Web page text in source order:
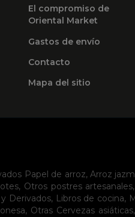
El compromiso de
Oriental Market
Gastos de envío
Contacto
Mapa del sitio
Papel de arroz, Arroz
, Otros postres artesanales,
y Derivados, Libros de cocina,
, Otras Cervezas asiáticas,